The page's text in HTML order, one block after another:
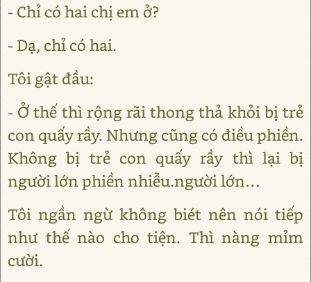
- Chỉ có hai chị em ở?
- Dạ, chỉ có hai.
Tôi gật đầu:
- Ở thế thì rộng rãi thong thả khỏi bị trẻ
con quấy rầy. Nhưng cũng có điều phiền.
Không bị trẻ con quấy rầy thì lại bị
người lớn phiền nhiễu.người lớn…
Tôi ngần ngừ không biét nên nói tiếp
như thế nào cho tiện. Thì nàng mỉm
cười.